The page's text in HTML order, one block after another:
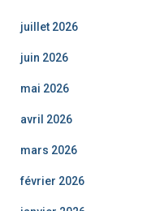
juillet 2026
juin 2026
mai 2026
avril 2026
mars 2026
février 2026